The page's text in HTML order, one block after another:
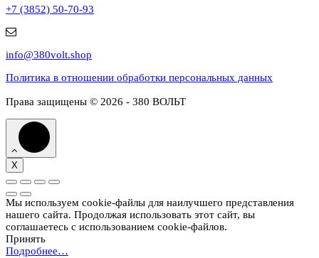
+7 (3852) 50-70-93
info@380volt.shop
Политика в отношении обработки персональных данных
Права защищены © 2026 - 380 ВОЛЬТ
X
Мы используем cookie-файлы для наилучшего представления
нашего сайта. Продолжая использовать этот сайт, вы
соглашаетесь с использованием cookie-файлов.
Принять
Подробнее…